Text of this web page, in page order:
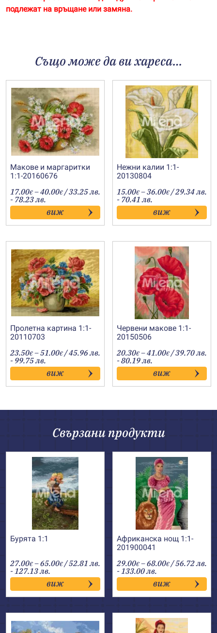
подлежат на връщане или замяна.
Също може да ви хареса…
Макове и маргаритки
1:1-20160676
17.00€ –40.00€Price
range:
17.00€
through
40.00€
/ 33.25 лв.
- 78.23 лв.
виж
Нежни калии 1:1-
20130804
15.00€ –36.00€Price
range:
15.00€
through
36.00€
/ 29.34 лв.
- 70.41 лв.
виж
Пролетна картина 1:1-
20110703
23.50€ –51.00€Price
range:
23.50€
through
51.00€
/ 45.96 лв.
- 99.75 лв.
виж
Червени макове 1:1-
20150506
20.30€ –41.00€Price
range:
20.30€
through
41.00€
/ 39.70 лв.
- 80.19 лв.
виж
Свързани продукти
Бурята 1:1
27.00€ –65.00€Price
range:
27.00€
through
65.00€
/ 52.81 лв.
- 127.13 лв.
виж
Африканска нощ 1:1-
201900041
29.00€ –68.00€Price
range:
29.00€
through
68.00€
/ 56.72 лв.
- 133.00 лв.
виж